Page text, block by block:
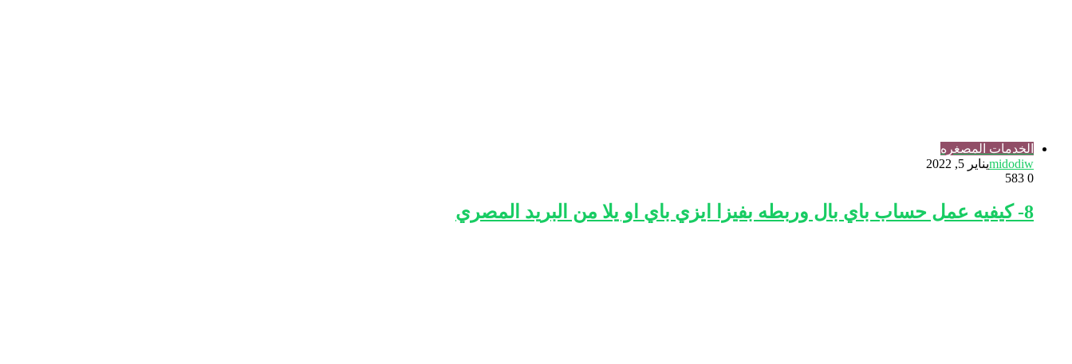
الخدمات المصغره
midodiwيناير 5, 2022
0
8- كيفيه عمل حساب باي بال وربطه بفيزا ايزي باي او يلا من البريد المصري